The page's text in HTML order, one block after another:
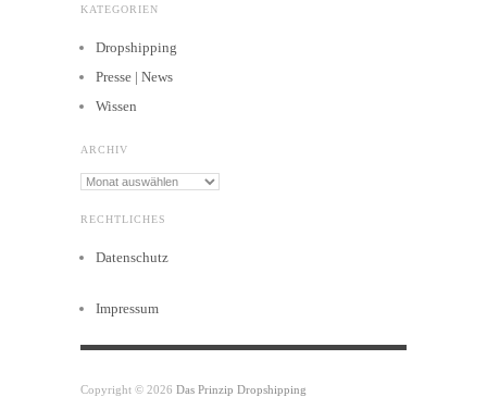
KATEGORIEN
Dropshipping
Presse | News
Wissen
ARCHIV
Archiv
RECHTLICHES
Datenschutz
Impressum
Copyright © 2026 Das Prinzip Dropshipping